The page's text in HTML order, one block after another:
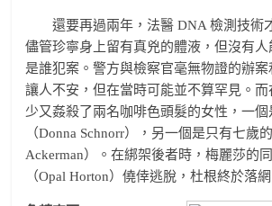
還要再過兩年，法醫 DNA 檢測技術
儘管珍寧身上留有真兇的體液，但沒有
是誰犯案。警方與檢察官毫無物證的辦
讓人不安，但在當時可能並不算罕見。
少又姦殺了兩名咖啡色頭髮的女性，一
（Donna Schnorr），另一個是只有七歲
Ackerman）。在綁架後者時，梅麗莎的
（Opal Horton）僥倖逃脫，杜根終於落網